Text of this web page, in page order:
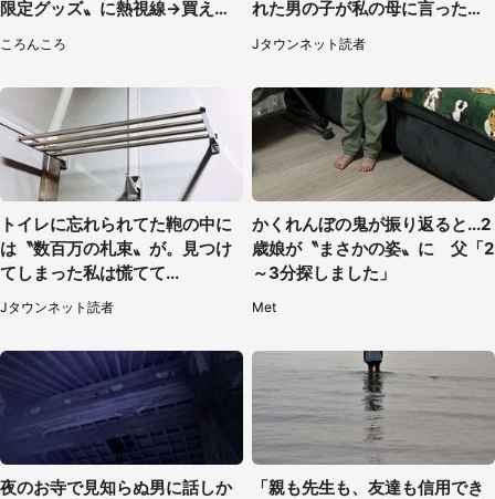
限定グッズ〟に熱視線→買える
ころんころ
れた男の子が私の母に言ったの
は...」（千葉県・20代女性）
Jタウンネット読者
トイレに忘れられてた鞄の中に
は〝数百万の札束〟が。見つけ
てしまった私は慌てて...
Jタウンネット読者
かくれんぼの鬼が振り返ると...2
歳娘が〝まさかの姿〟に 父「2
～3分探しました」
Met
夜のお寺で見知らぬ男に話しか
「親も先生も、友達も信用でき